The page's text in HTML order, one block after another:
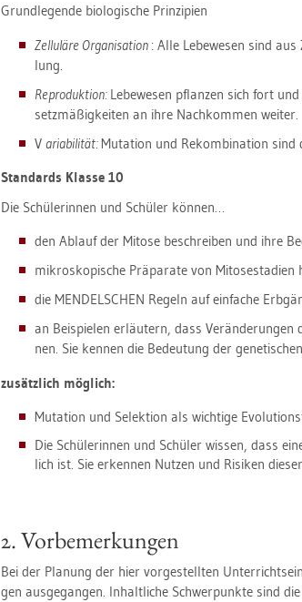
Grund­le­gen­de bio­lo­gi­sche Prin­zi­pi­en
Zel­lu­lä­re Or­ga­ni­sa­ti­on : Alle Le­be­we­sen sind
lung.
Re­pro­duk­ti­on: Le­be­we­sen pflan­zen sich fort
setz­mä­ßig­kei­ten an ihre Nach­kom­men wei­ter.
V aria­bi­li­tät:Mu­ta­ti­on und Re­kom­bi­na­ti­on sind
Stan­dards Klas­se 10
Die Schü­le­rin­nen und Schü­ler kön­nen…
den Ab­lauf der Mito­se be­schrei­ben und ihre
mi­kro­sko­pi­sche Prä­pa­ra­te von Mito­se­sta­di­en
die MEN­DEL­SCHEN Re­geln auf ein­fa­che
an Bei­spie­len er­läu­tern, dass
nen. Sie ken­nen die Be­deu­tung der
zu­sätz­lich mög­lich:
Mu­ta­ti­on und Se­lek­ti­on als wich­ti­ge
Die Schü­le­rin­nen und Schü­ler wis­sen, dass
lich ist. Sie er­ken­nen Nut­zen und Ri­si­ken
2. Vor­be­mer­kun­gen
Bei der Pla­nung der hier vor­ge­stell­ten
gen aus­ge­gan­gen. In­halt­li­che Schwer­punk­te sind